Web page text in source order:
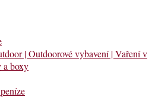
| Outdoorové vybavení | Vaření v
a boxy